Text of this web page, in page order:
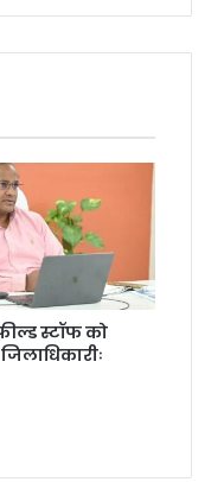
स्टॉफ को